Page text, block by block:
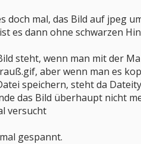
doch mal, das Bild auf jpeg
es dann ohne schwarzen
steht, wenn man mit der
aber wenn man es
speichern, steht da
das Bild überhaupt nicht
versucht
gespannt.